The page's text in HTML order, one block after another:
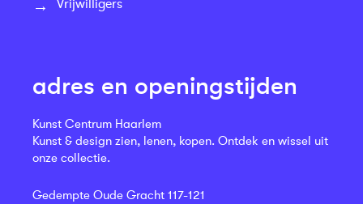
Vrijwilligers
adres en openingstijden
Kunst Centrum Haarlem
Kunst & design zien, lenen, kopen. Ontdek en wissel uit
onze collectie.
Gedempte Oude Gracht 117-121